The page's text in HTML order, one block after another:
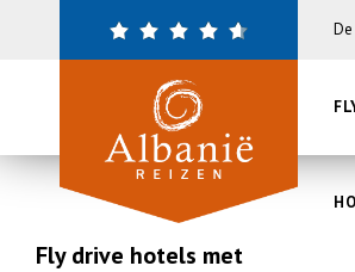
Fly drive hotels met